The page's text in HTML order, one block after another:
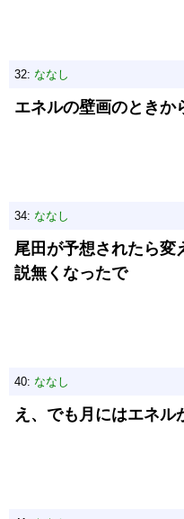
32: ななし
エネルの壁画のときか
34: ななし
尾田が予想されたら変
説無くなったで
40: ななし
え、でも月にはエネル